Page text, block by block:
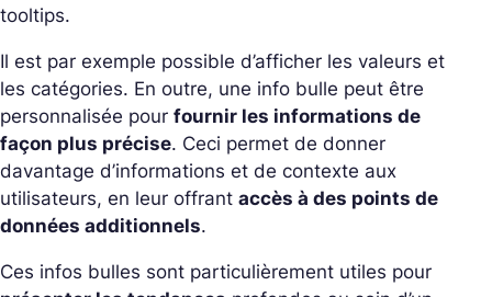
tooltips.
Il est par exemple possible d’afficher les valeurs et
les catégories. En outre, une info bulle peut être
personnalisée pour fournir les informations de
façon plus précise. Ceci permet de donner
davantage d’informations et de contexte aux
utilisateurs, en leur offrant accès à des points de
données additionnels.
Ces infos bulles sont particulièrement utiles pour